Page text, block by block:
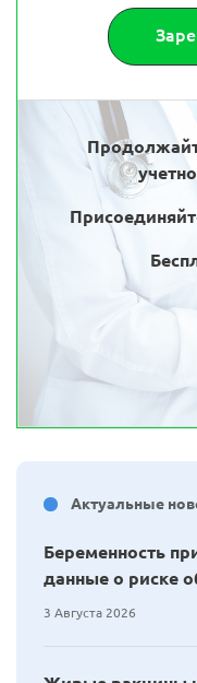
Актуальные
Беременность
данные о риске
3 Августа 2026